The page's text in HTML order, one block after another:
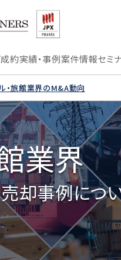
約実績・事例案件情報セミ
・旅館業界のM&A動向
業界
却事例につ